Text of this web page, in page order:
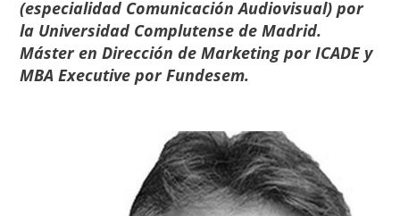
(especialidad Comunicación Audiovisual) por
la Universidad Complutense de Madrid.
Máster en Dirección de Marketing por ICADE y
MBA Executive por Fundesem.